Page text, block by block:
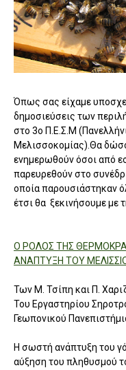
Όπως σας είχαμε
δημοσιεύσεις των
στο 3ο Π.Ε.Σ.Μ
Μελισσοκομίας).Θα
ενημερωθούν όσοι από
παρευρεθούν στο
οποία παρουσιάστηκαν
έτσι θα ξεκινήσουμε με
Ο ΡΟΛΟΣ ΤΗΣ
ΑΝΑΠΤΥΞΗ ΤΟΥ
Των Μ. Τσίπη και Π.
Του Εργαστηρίου
Γεωπονικού
Η σωστή ανάπτυξη του
αύξηση του πληθυσμού